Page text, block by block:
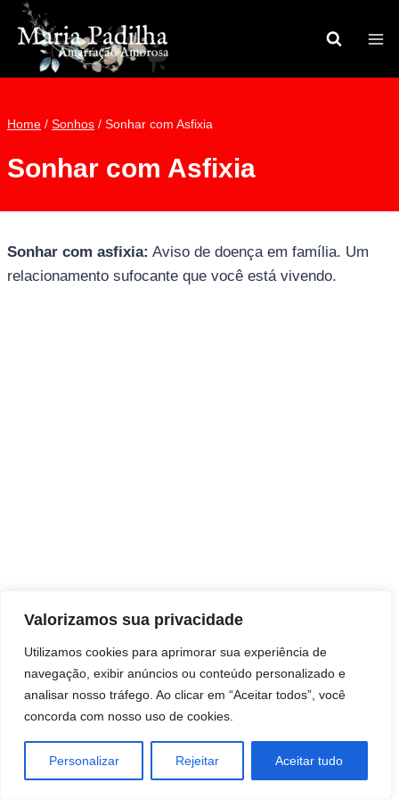
Valorizamos sua privacidade
Utilizamos cookies para aprimorar sua experiência de
navegação, exibir anúncios ou conteúdo personalizado e
analisar nosso tráfego. Ao clicar em “Aceitar todos”, você
concorda com nosso uso de cookies.
Personalizar Rejeitar Aceitar tudo
Pular
para
Conteúdo
Home / Sonhos / Sonhar com Asfixia
Sonhar com Asfixia
Sonhar com asfixia: Aviso de doença em família. Um
relacionamento sufocante que você está vivendo.
Consultas e trabalhos espirituais
Brasil - Santa Catarina - São José